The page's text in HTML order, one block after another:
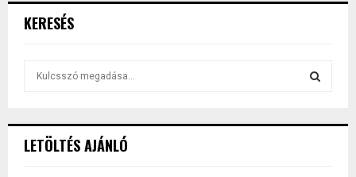
KERESÉS
h
LETÖLTÉS AJÁNLÓ